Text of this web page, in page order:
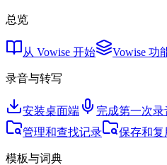
总览
从 Vowise 开始 Vowise 功
录音与转写
安装桌面端 完成第一次录
管理和查找记录
保存和复
模板与词典